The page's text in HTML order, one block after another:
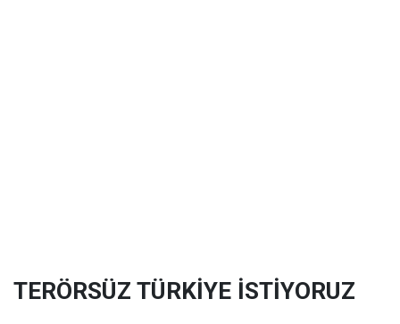
TERÖRSÜZ TÜRKİYE İSTİYORUZ